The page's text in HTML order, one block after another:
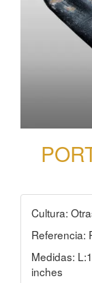
Cultura:
Referencia:
Medidas:
inches